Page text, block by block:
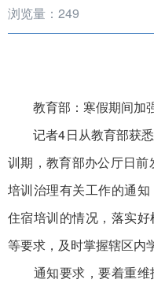
浏览量： 249
教育部：寒假期间加
记者4日从教育部获悉
训期，教育部办公厅日
培训治理有关工作的通
住宿培训的情况，落实
等要求，及时掌握辖区内
通知要求，要着重维